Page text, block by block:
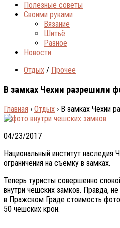
Полезные советы
Своими руками
Вязание
Шитьё
Разное
Новости
Отдых / Прочее
В замках Чехии разрешили
Главная › Отдых › В замках Чехии
04/23/2017
Национальный институт наследия
ограничения на съемку в замках.
Теперь туристы совершенно
внутри чешских замков. Правда,
в Пражском Граде стоимость
50 чешских крон.